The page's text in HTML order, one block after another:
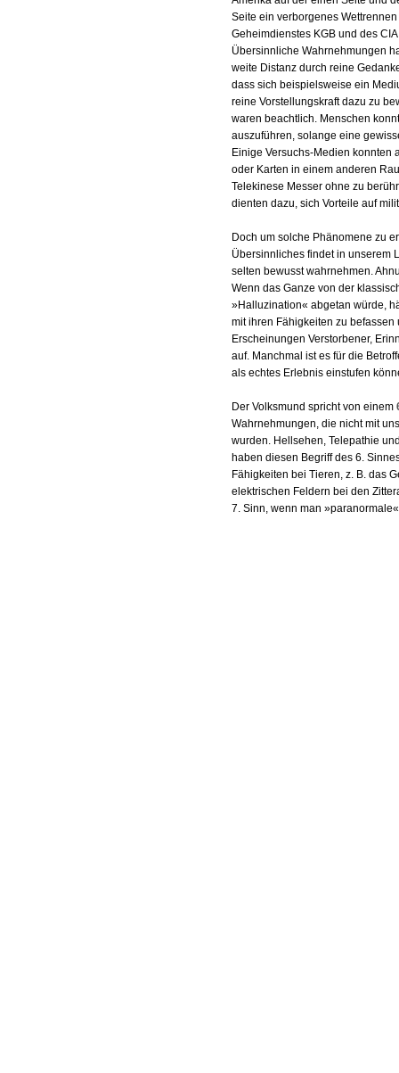
Seite ein verborgenes
Geheimdienstes KGB und des
Übersinnliche Wahrnehmungen
weite Distanz durch reine
dass sich beispielsweise ein
reine Vorstellungskraft dazu zu
waren beachtlich. Menschen
auszuführen, solange eine
Einige Versuchs-Medien konnten
oder Karten in einem anderen
Telekinese Messer ohne zu
dienten dazu, sich Vorteile auf
Doch um solche Phänomene zu
Übersinnliches findet in unserem
selten bewusst wahrnehmen.
Wenn das Ganze von der
»Halluzination« abgetan würde,
mit ihren Fähigkeiten zu
Erscheinungen Verstorbener,
auf. Manchmal ist es für die
als echtes Erlebnis einstufen
Der Volksmund spricht von einem
Wahrnehmungen, die nicht mit
wurden. Hellsehen, Telepathie
haben diesen Begriff des 6.
Fähigkeiten bei Tieren, z. B. das
elektrischen Feldern bei den
7. Sinn, wenn man